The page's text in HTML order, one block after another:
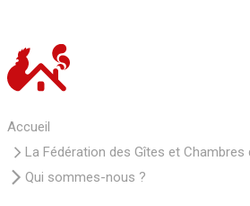
Accueil
La Fédération des Gîtes et Chambres
Qui sommes-nous ?